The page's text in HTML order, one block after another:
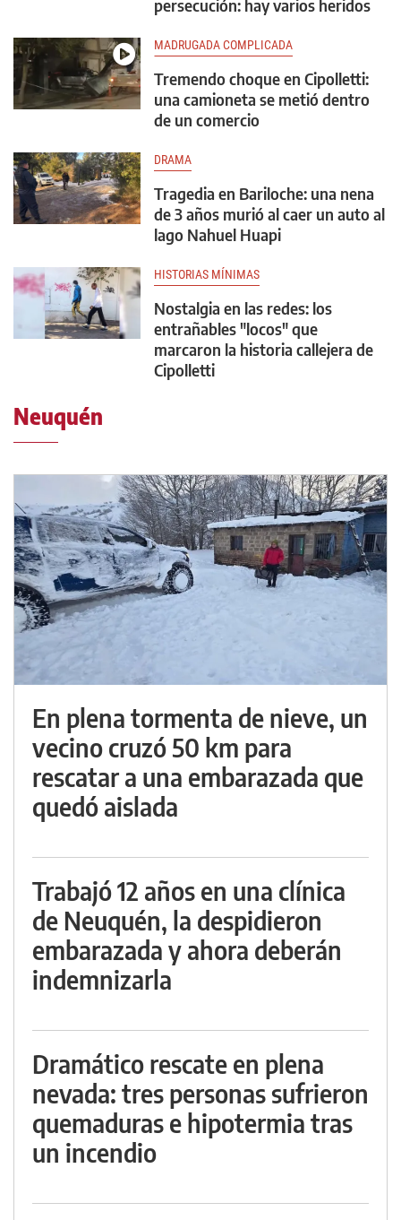
persecución: hay varios heridos
MADRUGADA COMPLICADA
Tremendo choque en Cipolletti:
una camioneta se metió dentro
de un comercio
DRAMA
Tragedia en Bariloche: una nena
de 3 años murió al caer un auto al
lago Nahuel Huapi
HISTORIAS MÍNIMAS
Nostalgia en las redes: los
entrañables "locos" que
marcaron la historia callejera de
Cipolletti
Neuquén
En plena tormenta de nieve, un
vecino cruzó 50 km para
rescatar a una embarazada que
quedó aislada
Trabajó 12 años en una clínica
de Neuquén, la despidieron
embarazada y ahora deberán
indemnizarla
Dramático rescate en plena
nevada: tres personas sufrieron
quemaduras e hipotermia tras
un incendio